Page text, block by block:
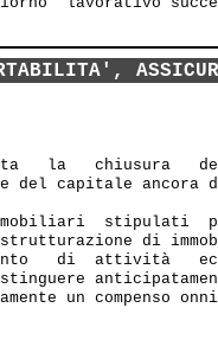
la   chiusura
capitale ancora
stipulati
di
di  attività
un compenso